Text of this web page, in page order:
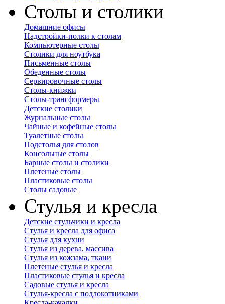
Столы и столики
Домашние офисы
Надстройки-полки к столам
Компьютерные столы
Столики для ноутбука
Письменные столы
Обеденные столы
Сервировочные столы
Столы-книжки
Столы-трансформеры
Детские столики
Журнальные столы
Чайные и кофейные столы
Туалетные столы
Подстолья для столов
Консольные столы
Барные столы и столики
Плетеные столы
Пластиковые столы
Столы садовые
Стулья и кресла
Детские стульчики и кресла
Стулья и кресла для офиса
Стулья для кухни
Стулья из дерева, массива
Стулья из кожзама, ткани
Плетеные стулья и кресла
Пластиковые стулья и кресла
Садовые стулья и кресла
Стулья-кресла с подлокотниками